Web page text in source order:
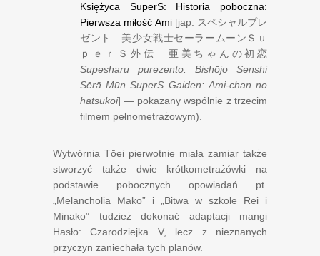
Księżyca SuperS: Historia poboczna:
Pierwsza miłość Ami [jap.
スペシャルプレ
ゼント 美少女戦士セーラームーンＳｕ
ｐｅｒＳ外伝 亜美ちゃんの初恋
Supesharu purezento: Bishōjo Senshi
Sērā Mūn SuperS Gaiden: Ami-chan no
hatsukoi] — pokazany wspólnie z trzecim
filmem pełnometrażowym).
Wytwórnia Tōei pierwotnie miała zamiar także
stworzyć także dwie krótkometrażówki na
podstawie pobocznych opowiadań pt.
„Melancholia Mako” i „Bitwa w szkole Rei i
Minako” tudzież dokonać adaptacji mangi
Hasło: Czarodziejka V, lecz z nieznanych
przyczyn zaniechała tych planów.